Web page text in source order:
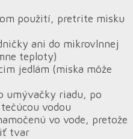
použití, pretrite misku
ani do mikrovlnnej
teploty)
jedlám (miska môže
umývačky riadu, po
vodou
vo vode, pretože
tvar